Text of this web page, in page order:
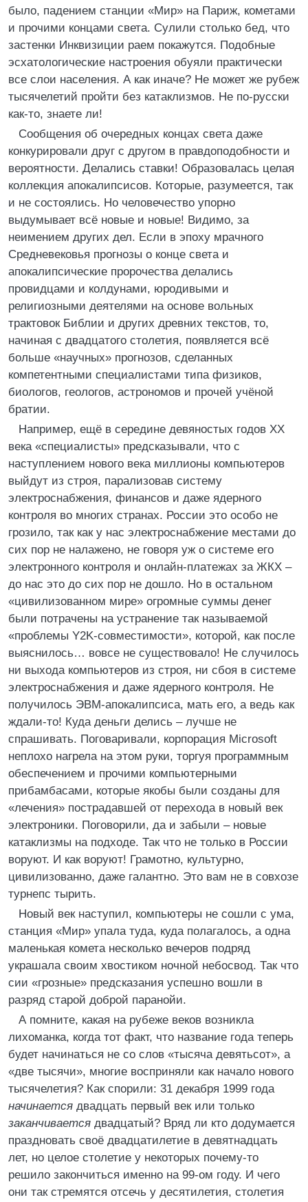
было, падением станции «Мир» на Париж, кометами
и прочими концами света. Сулили столько бед, что
застенки Инквизиции раем покажутся. Подобные
эсхатологические настроения обуяли практически
все слои населения. А как иначе? Не может же рубеж
тысячелетий пройти без катаклизмов. Не по-русски
как-то, знаете ли!
Сообщения об очередных концах света даже
конкурировали друг с другом в правдоподобности и
вероятности. Делались ставки! Образовалась целая
коллекция апокалипсисов. Которые, разумеется, так
и не состоялись. Но человечество упорно
выдумывает всё новые и новые! Видимо, за
неимением других дел. Если в эпоху мрачного
Средневековья прогнозы о конце света и
апокалипсические пророчества делались
провидцами и колдунами, юродивыми и
религиозными деятелями на основе вольных
трактовок Библии и других древних текстов, то,
начиная с двадцатого столетия, появляется всё
больше «научных» прогнозов, сделанных
компетентными специалистами типа физиков,
биологов, геологов, астрономов и прочей учёной
братии.
Например, ещё в середине девяностых годов XX
века «специалисты» предсказывали, что с
наступлением нового века миллионы компьютеров
выйдут из строя, парализовав систему
электроснабжения, финансов и даже ядерного
контроля во многих странах. России это особо не
грозило, так как у нас электроснабжение местами до
сих пор не налажено, не говоря уж о системе его
электронного контроля и онлайн-платежах за ЖКХ –
до нас это до сих пор не дошло. Но в остальном
«цивилизованном мире» огромные суммы денег
были потрачены на устранение так называемой
«проблемы Y2K-совместимости», которой, как после
выяснилось… вовсе не существовало! Не случилось
ни выхода компьютеров из строя, ни сбоя в системе
электроснабжения и даже ядерного контроля. Не
получилось ЭВМ-апокалипсиса, мать его, а ведь как
ждали-то! Куда деньги делись – лучше не
спрашивать. Поговаривали, корпорация Microsoft
неплохо нагрела на этом руки, торгуя программным
обеспечением и прочими компьютерными
прибамбасами, которые якобы были созданы для
«лечения» пострадавшей от перехода в новый век
электроники. Поговорили, да и забыли – новые
катаклизмы на подходе. Так что не только в России
воруют. И как воруют! Грамотно, культурно,
цивилизованно, даже галантно. Это вам не в совхозе
турнепс тырить.
Новый век наступил, компьютеры не сошли с ума,
станция «Мир» упала туда, куда полагалось, а одна
маленькая комета несколько вечеров подряд
украшала своим хвостиком ночной небосвод. Так что
сии «грозные» предсказания успешно вошли в
разряд старой доброй паранойи.
А помните, какая на рубеже веков возникла
лихоманка, когда тот факт, что название года теперь
будет начинаться не со слов «тысяча девятьсот», а
«две тысячи», многие восприняли как начало нового
тысячелетия? Как спорили: 31 декабря 1999 года
начинается двадцать первый век или только
заканчивается двадцатый? Вряд ли кто додумается
праздновать своё двадцатилетие в девятнадцать
лет, но целое столетие у некоторых почему-то
решило закончиться именно на 99-ом году. И чего
они так стремятся отсечь у десятилетия, столетия